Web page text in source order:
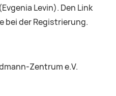
Levin). Den Link
bei der Registrierung.
Zentrum e.V.